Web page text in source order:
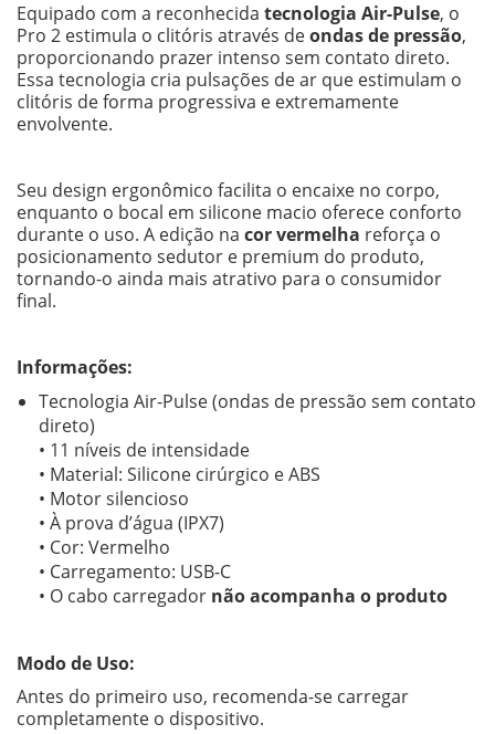
Equipado com a reconhecida tecnologia Air-Pulse, o
Pro 2 estimula o clitóris através deondas de pressão,
proporcionando prazer intenso sem contato direto.
Essa tecnologia cria pulsações de ar que estimulam o
clitóris de forma progressiva e extremamente
envolvente.
Seu design ergonômico facilita o encaixe no corpo,
enquanto o bocal em silicone macio oferece conforto
durante o uso. A edição na cor vermelha reforça o
posicionamento sedutor e premium do produto,
tornando-o ainda mais atrativo para o consumidor
final.
Informações:
Tecnologia Air-Pulse (ondas de pressão sem contato
direto)
• 11 níveis de intensidade
• Material: Silicone cirúrgico e ABS
• Motor silencioso
• À prova d’água (IPX7)
• Cor: Vermelho
• Carregamento: USB-C
• O cabo carregador não acompanha o produto
Modo de Uso:
Antes do primeiro uso, recomenda-se carregar
completamente o dispositivo.